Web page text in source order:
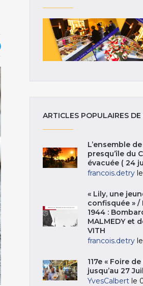
ARTICLES POPULAIRES DE
L’ensemble
presqu’île du
évacuée ( 24
francois.detry
« Lily, une
confisquée » /
1944 :
MALMEDY et
VITH
francois.detry
117e « Foire
jusqu’au 27
YvesCalbert le